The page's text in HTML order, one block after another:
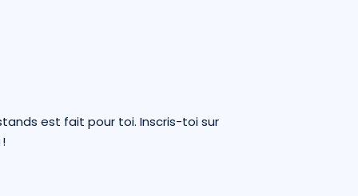
est fait pour toi. Inscris-toi sur